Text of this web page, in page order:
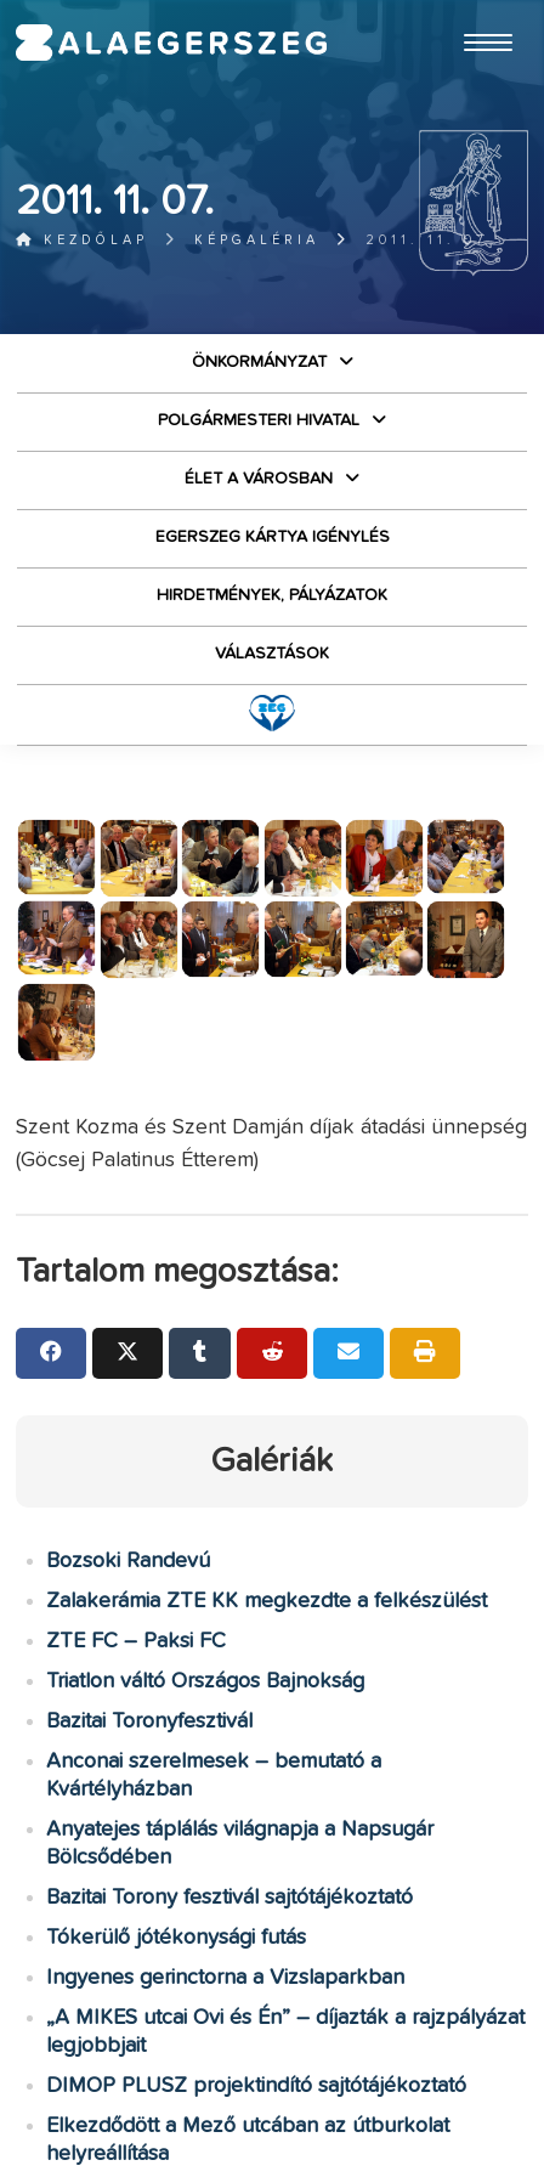
2011. 11. 07.
KEZDŐLAP KÉPGALÉRIA 2011. 11. 07.
ÖNKORMÁNYZAT
POLGÁRMESTERI HIVATAL
ÉLET A VÁROSBAN
EGERSZEG KÁRTYA IGÉNYLÉS
HIRDETMÉNYEK, PÁLYÁZATOK
VÁLASZTÁSOK
Szent Kozma és Szent Damján díjak átadási ünnepség
(Göcsej Palatinus Étterem)
Tartalom megosztása:
Galériák
Bozsoki Randevú
Zalakerámia ZTE KK megkezdte a felkészülést
ZTE FC – Paksi FC
Triatlon váltó Országos Bajnokság
Bazitai Toronyfesztivál
Anconai szerelmesek – bemutató a
Kvártélyházban
Anyatejes táplálás világnapja a Napsugár
Bölcsődében
Bazitai Torony fesztivál sajtótájékoztató
Tókerülő jótékonysági futás
Ingyenes gerinctorna a Vizslaparkban
„A MIKES utcai Ovi és Én” – díjazták a rajzpályázat
legjobbjait
DIMOP PLUSZ projektindító sajtótájékoztató
Elkezdődött a Mező utcában az útburkolat
helyreállítása